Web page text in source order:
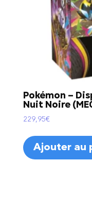
Pokémon –
Nuit Noire
229,95€
Ajouter au